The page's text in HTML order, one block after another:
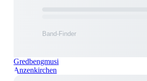
Gredbengmusi
Anzenkirchen